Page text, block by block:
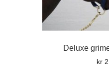
Deluxe
kr